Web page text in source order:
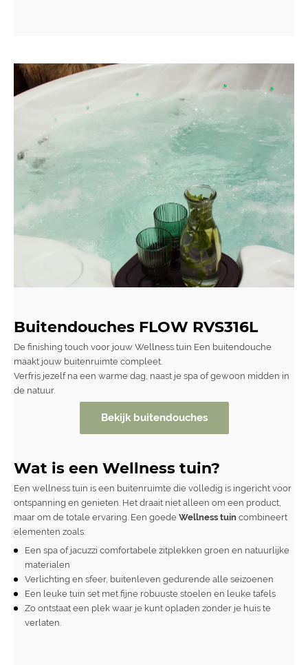
Buitendouches FLOW RVS316L
De finishing touch voor jouw Wellness tuin Een buitendouche
maakt jouw buitenruimte compleet.
Verfris jezelf na een warme dag, naast je spa of gewoon midden in
de natuur.
Bekijk buitendouches
Wat is een Wellness tuin?
Een wellness tuin is een buitenruimte die volledig is ingericht voor
ontspanning en genieten. Het draait niet alleen om een product,
maar om de totale ervaring. Een goede Wellness tuin combineert
elementen zoals:
Een spa of jacuzzi comfortabele zitplekken groen en natuurlijke
materialen
Verlichting en sfeer, buitenleven gedurende alle seizoenen
Een leuke tuin set met fijne robuuste stoelen en leuke tafels
Zo ontstaat een plek waar je kunt opladen zonder je huis te
verlaten.